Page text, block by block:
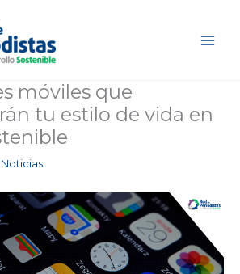
móviles que
tu estilo de vida en
Noticias